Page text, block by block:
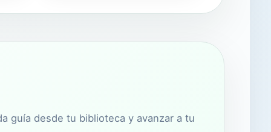
guía desde tu biblioteca y avanzar a tu